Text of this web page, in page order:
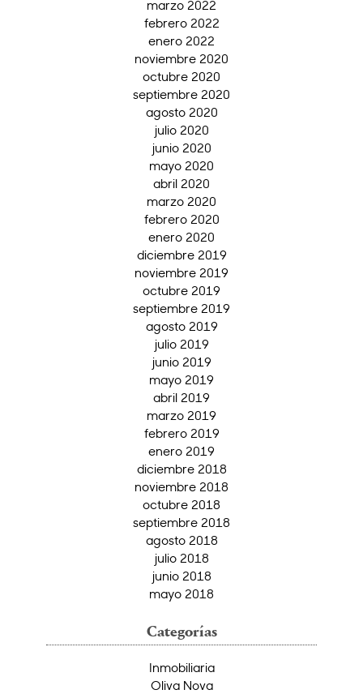
marzo 2022
febrero 2022
enero 2022
noviembre 2020
octubre 2020
septiembre 2020
agosto 2020
julio 2020
junio 2020
mayo 2020
abril 2020
marzo 2020
febrero 2020
enero 2020
diciembre 2019
noviembre 2019
octubre 2019
septiembre 2019
agosto 2019
julio 2019
junio 2019
mayo 2019
abril 2019
marzo 2019
febrero 2019
enero 2019
diciembre 2018
noviembre 2018
octubre 2018
septiembre 2018
agosto 2018
julio 2018
junio 2018
mayo 2018
Categorías
Inmobiliaria
Oliva Nova